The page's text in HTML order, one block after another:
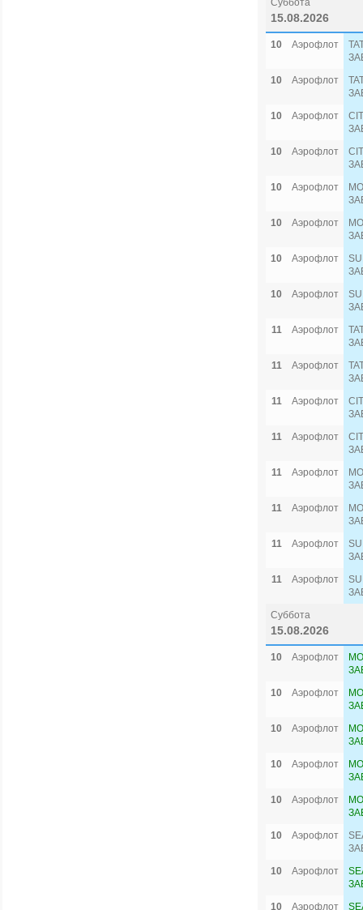
Суббота
15.08.2026
10 Аэрофлот
10
Аэрофлот
10
Аэрофлот
10
Аэрофлот
10
Аэрофлот
10
Аэрофлот
10
Аэрофлот
10
Аэрофлот
11
Аэрофлот
11
Аэрофлот
11
Аэрофлот
11
Аэрофлот
11
Аэрофлот
11
Аэрофлот
11
Аэрофлот
11
Аэрофлот
Суббота
15.08.2026
10 Аэрофлот
10
Аэрофлот
10
Аэрофлот
10
Аэрофлот
10
Аэрофлот
10
Аэрофлот
10
Аэрофлот
10
Аэрофлот